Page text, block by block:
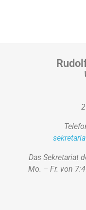
Das Sekretariat
Mo. – Fr. von